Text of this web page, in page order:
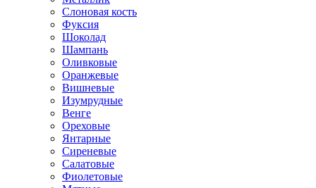
Слоновая кость
Фуксия
Шоколад
Шампань
Оливковые
Оранжевые
Вишневые
Изумрудные
Венге
Ореховые
Янтарные
Сиреневые
Салатовые
Фиолетовые